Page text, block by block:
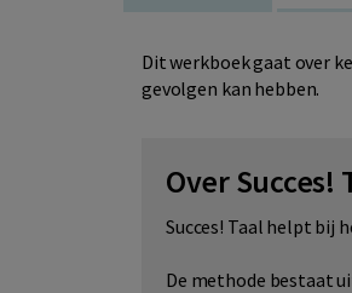
Dit werkboek gaat over
gevolgen kan hebben.
Over Succes!
Succes! Taal helpt bij
De methode bestaat